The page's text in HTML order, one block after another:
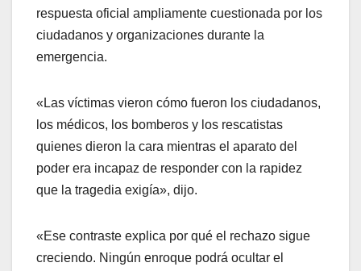
respuesta oficial ampliamente cuestionada por los
ciudadanos y organizaciones durante la
emergencia.
«Las víctimas vieron cómo fueron los ciudadanos,
los médicos, los bomberos y los rescatistas
quienes dieron la cara mientras el aparato del
poder era incapaz de responder con la rapidez
que la tragedia exigía», dijo.
«Ese contraste explica por qué el rechazo sigue
creciendo. Ningún enroque podrá ocultar el